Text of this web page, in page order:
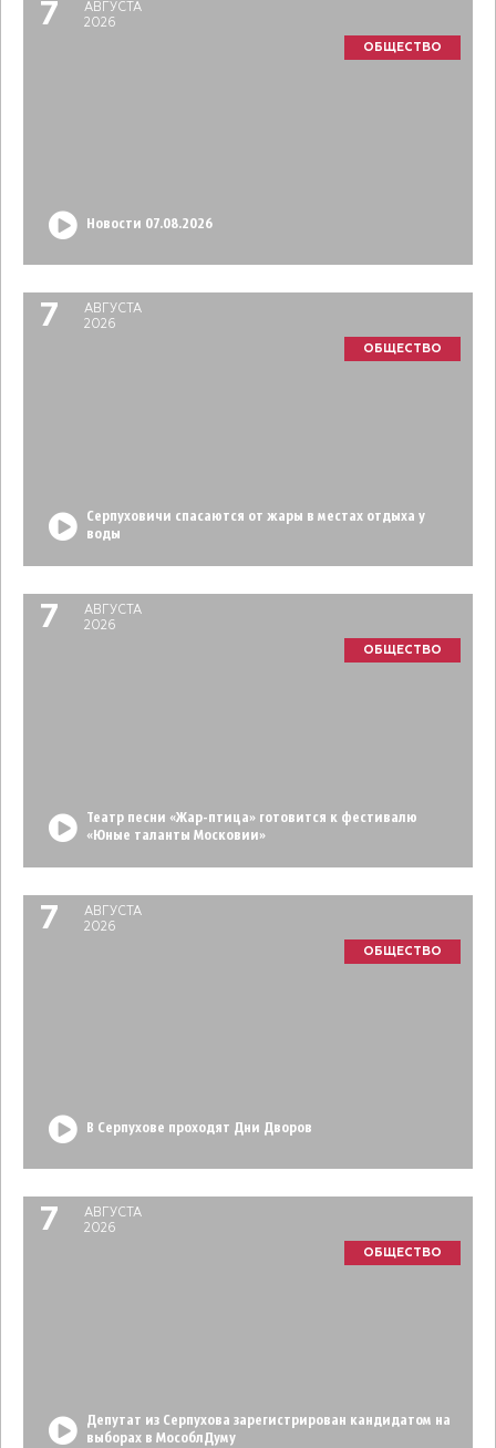
7
АВГУСТА
2026
ОБЩЕСТВО
Новости 07.08.2026
7
АВГУСТА
2026
ОБЩЕСТВО
Серпуховичи спасаются от жары в местах отдыха у
воды
7
АВГУСТА
2026
ОБЩЕСТВО
Театр песни «Жар-птица» готовится к фестивалю
«Юные таланты Московии»
7
АВГУСТА
2026
ОБЩЕСТВО
В Серпухове проходят Дни Дворов
7
АВГУСТА
2026
ОБЩЕСТВО
Депутат из Серпухова зарегистрирован кандидатом на
выборах в МособлДуму